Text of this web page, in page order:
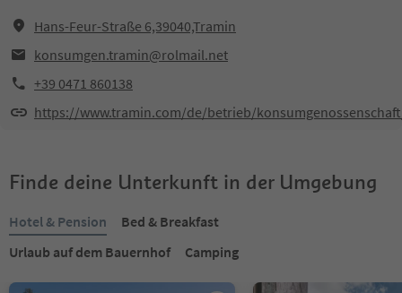
Hans-Feur-Straße 6,39040,Tramin
konsumgen.tramin@rolmail.net
+39 0471 860138
https://www.tramin.com/de/betrieb/
Finde deine Unterkunft in der Umgebung
Hotel & Pension
Bed & Breakfast
Urlaub auf dem Bauernhof
Camping